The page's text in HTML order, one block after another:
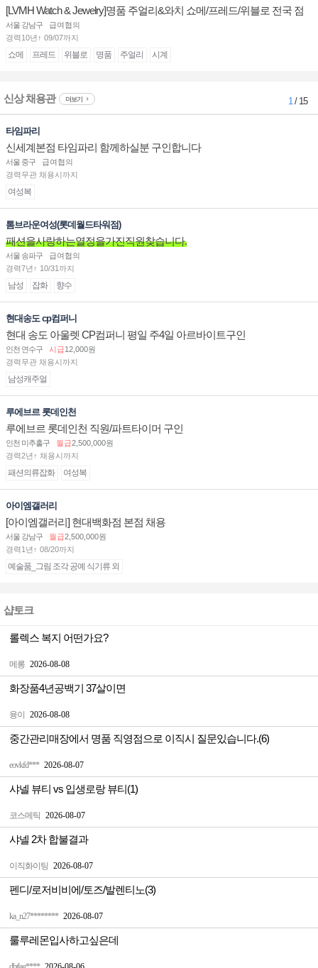
[LVMH Watch & Jewelry]명품 주얼리&와치 쇼메/프레드/위블로 전국 점
장/부점장/판매사원 채용
서울 강남구
급여협의
경력10년↑ 09/07까지
쇼메 프레드 위블로 명품 주얼리 시계
신상 채용관 더보기 1/ 15
타임파리
신세계본점 타임파리 함께하실분 구인합니다
서울 중구
급여협의
경력무관 채용시까지
여성복
톰브라운여성(롯데월드타워점)
패션을사랑하는열정을가진직원찾습니다.
서울 송파구
급여협의
경력7년↑ 10/31까지
남성 잡화 향수
현대송도 cp컴퍼니
현대 송도 아울렛 CP컴퍼니 평일 주4일 아르바이트구인
인천 연수구 시급12,000원
경력무관 채용시까지
남성캐주얼
루에브르 롯데인천
루에브르 롯데인천 직원/파트타이머 구인
인천 미추홀구 월급2,500,000원
경력2년↑ 채용시까지
패션의류잡화 여성복
아이엠갤러리
[아이엠갤러리] 현대백화점 본점 채용
서울 강남구 월급2,500,000원
경력1년↑ 08/20까지
예술품_그림 조각 공예 식기류 외
샵토크
메롱 2026-08-08
롤렉스 복지 어떤가요?
융이 2026-08-08
화장품4년공백기 37살이면
eovkfd*** 2026-08-07
중간관리매장에서 명품 직영점으로 이직시 질문있습니다.(6)
코스메틱 2026-08-07
샤넬 뷰티 vs 입생로랑 뷰티(1)
이직화이팅 2026-08-07
샤넬 2차 합불결과
ka_n27******** 2026-08-07
펜디/로저비비에/토즈/발렌티노(3)
룰루레몬입사하고싶은데